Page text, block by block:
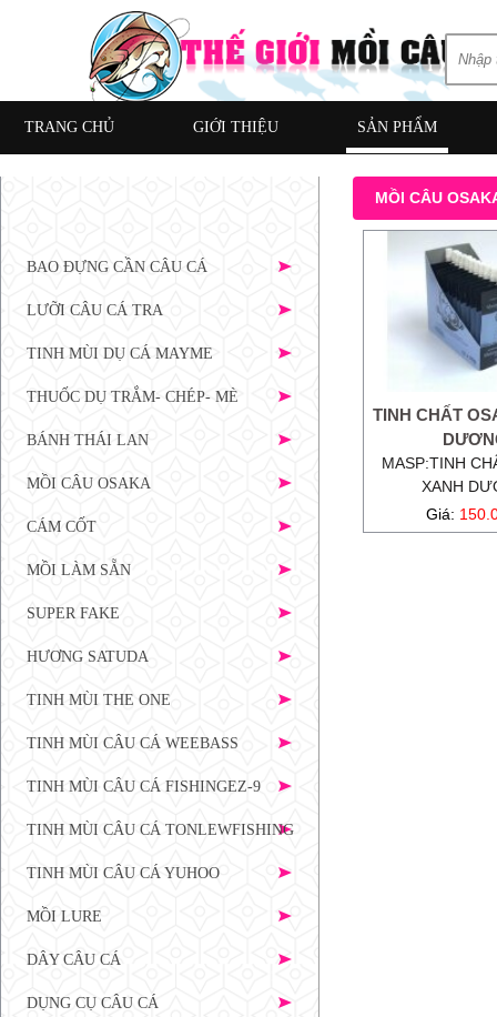
TRANG CHỦ GIỚI THIỆU SẢN PHẨM
MỒI CÂU
TINH CHẤT
MASP:TINH
XANH
Giá:
BAO ĐỰNG CẦN CÂU CÁ
LƯỠI CÂU CÁ TRA
TINH MÙI DỤ CÁ MAYME
THUỐC DỤ TRẮM- CHÉP- MÈ
BÁNH THÁI LAN
MỒI CÂU OSAKA
CÁM CỐT
MỒI LÀM SẴN
SUPER FAKE
HƯƠNG SATUDA
TINH MÙI THE ONE
TINH MÙI CÂU CÁ WEEBASS
TINH MÙI CÂU CÁ FISHINGEZ-9
TINH MÙI CÂU CÁ TONLEWFISHING
TINH MÙI CÂU CÁ YUHOO
MỒI LURE
DÂY CÂU CÁ
DỤNG CỤ CÂU CÁ